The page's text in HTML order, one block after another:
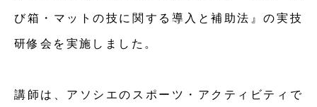
び箱・マットの技に関する導入と補助法』の実技
研修会を実施しました。
講師は、アソシエのスポーツ・アクティビティで